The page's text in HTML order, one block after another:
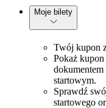
Moje bilety
Twój kupon
Pokaż
startowym.
Sprawdź
startowego